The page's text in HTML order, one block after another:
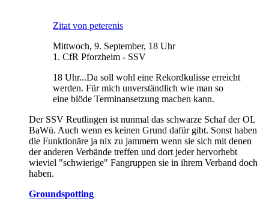
Zitat von peterenis
Mittwoch, 9. September, 18 Uhr
1. CfR Pforzheim - SSV
18 Uhr...Da soll wohl eine Rekordkulisse erreicht
werden. Für mich unverständlich wie man so
eine blöde Terminansetzung machen kann.
Der SSV Reutlingen ist nunmal das schwarze Schaf der OL
BaWü. Auch wenn es keinen Grund dafür gibt. Sonst haben
die Funktionäre ja nix zu jammern wenn sie sich mit denen
der anderen Verbände treffen und dort jeder hervorhebt
wieviel "schwierige" Fangruppen sie in ihrem Verband doch
haben.
Groundspotting